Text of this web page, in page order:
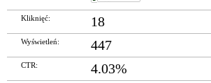
Kliknięć: 18
Wyświetleń: 447
CTR: 4.03%